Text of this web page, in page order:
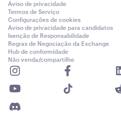
100%
1.000 x 1,11 x 100% = 1.110 USD
BTC
106.639,81 USD
99%
0,1 x 106.639,81 x 99% ≈
Aviso de privacidade
Termos de Serviço
Configurações de cookies
Aviso de privacidade para candidatos
Isenção de Responsabilidade
Regras de Negociação da Exchange
Hub de conformidade
Não venda/compartilhe